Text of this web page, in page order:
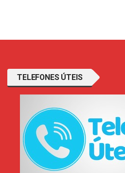
TELEFONES ÚTEIS